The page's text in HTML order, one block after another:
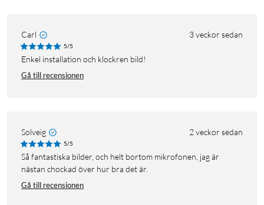
Carl 3 veckor sedan
5/5
Enkel installation och klockren bild!
Gå till recensionen
Solveig 2 veckor sedan
5/5
Så fantastiska bilder, och helt bortom mikrofonen, jag är
nästan chockad över hur bra det är.
Gå till recensionen